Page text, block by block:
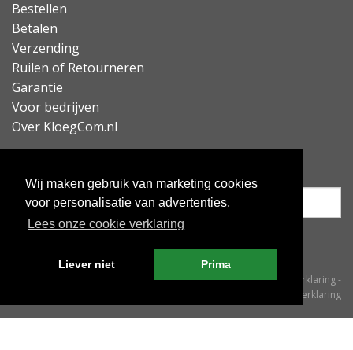
Wij maken gebruik van marketing cookies
voor personalisatie van advertenties.
Lees onze cookie verklaring
Liever niet Prima
Bestellen
Betalen
Verzending
Ruilen of Retourneren
Garantie
Voor bedrijven
Over KloegCom.nl
Algemene voorwaarden-Cookieverklaring-
Privacyverklaring